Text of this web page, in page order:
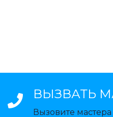
ВЫЗВАТЬ
Вызовите